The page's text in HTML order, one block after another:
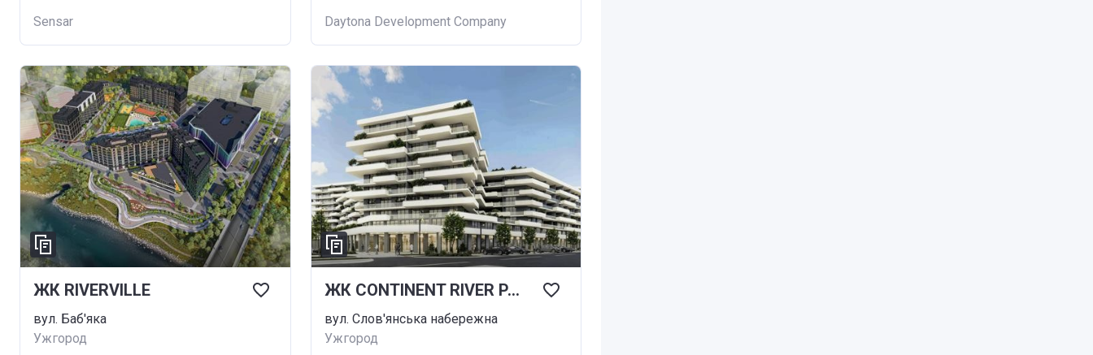
Sensar Daytona Development Company
ЖК RIVERVILLE
вул. Баб'яка
Ужгород
ЖК CONTINENT RIVER PARK
вул. Слов'янська набережна
Ужгород